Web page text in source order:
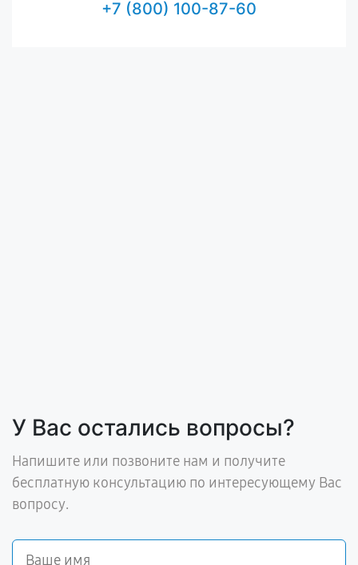
+7 (800) 100-87-60
У Вас остались вопросы?
Напишите или позвоните нам и получите
бесплатную консультацию по интересующему Вас
вопросу.